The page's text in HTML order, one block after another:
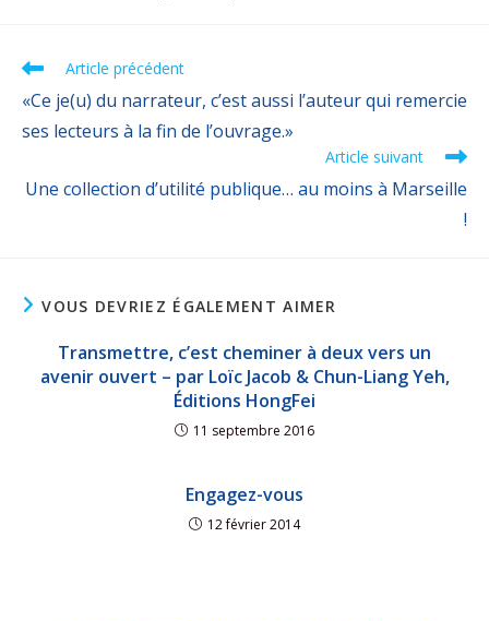
Article précédent
«Ce je(u) du narrateur, c’est aussi l’auteur qui remercie
ses lecteurs à la fin de l’ouvrage.»
Article suivant
Une collection d’utilité publique… au moins à Marseille
!
VOUS DEVRIEZ ÉGALEMENT AIMER
Transmettre, c’est cheminer à deux vers un
avenir ouvert – par Loïc Jacob & Chun-Liang Yeh,
Éditions HongFei
11 septembre 2016
Engagez-vous
12 février 2014